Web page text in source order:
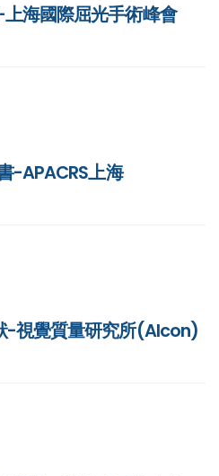
海國際屈光手術峰會
-APACRS上海
-視覺質量研究所(Alcon)